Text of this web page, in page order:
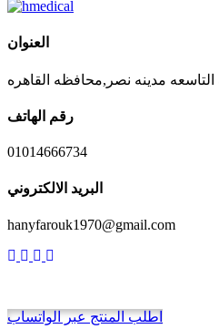
العنوان
رقم الهاتف
01014666734
البريد الالكتروني
hanyfarouk1970@gmail.com
اطلب المنتج عبر الواتساب